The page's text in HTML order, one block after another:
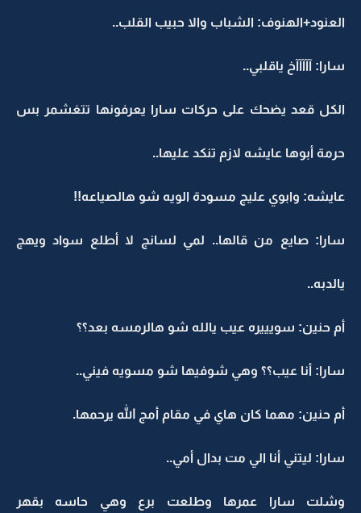
العنود+الهنوف: الشباب والا حبيب القلب..
سارا: آآآآآخ ياقلبي..
الكل قعد يضحك على حركات سارا يعرفونها تتغشمر بس
حرمة أبوها عايشه لازم تنكد عليها..
عايشه: وابوي عليج مسودة الويه شو هالصياعه!!
سارا: صايع من قالها.. لمي لسانج لا أطلع سواد ويهج
يالدبه..
أم حنين: سويييره عيب يالله شو هالرمسه بعد؟؟
سارا: أنا عيب؟؟ وهي شوفيها شو مسويه فيني..
أم حنين: مهما كان هاي في مقام أمج الله يرحمها.
سارا: ليتني أنا الي مت بدال أمي..
وشلت سارا عمرها وطلعت برع وهي حاسه بقهر